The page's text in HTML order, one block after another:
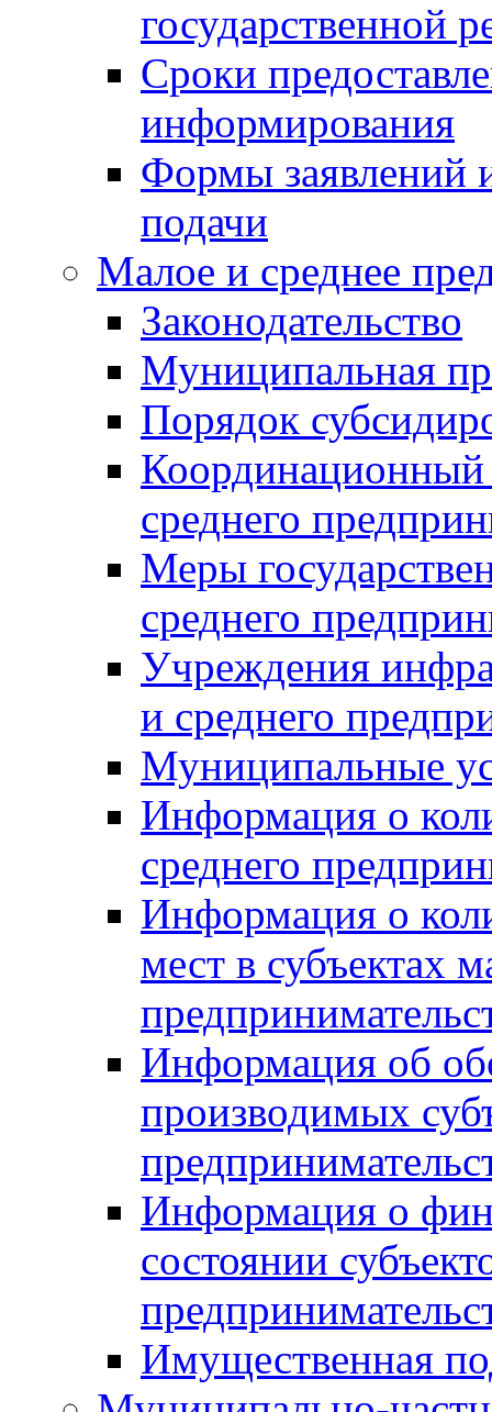
государственной
Сроки
информирования
Формы заявлений
подачи
Малое и среднее
Законодательство
Муниципальная
Порядок
Координационный
среднего
Меры
среднего
Учреждения
и среднего
Муниципальные
Информация о
среднего
Информация о
мест в субъектах
Информация об
производимых
Информация о
состоянии
Имущественная